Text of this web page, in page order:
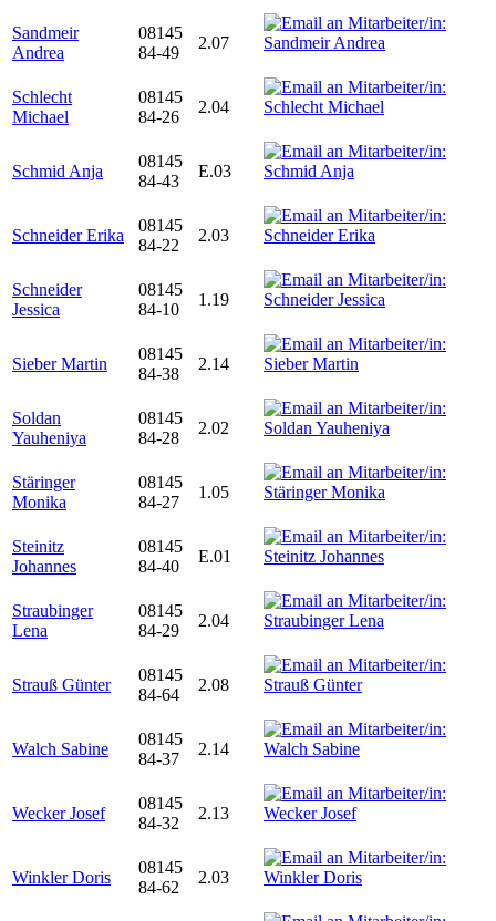
Sandmeir
Andrea
08145
84-49
2.07
Schlecht
Michael
08145
84-26
2.04
Schmid Anja
08145
84-43
E.03
Schneider Erika
08145
84-22
2.03
Schneider
Jessica
08145
84-10
1.19
Sieber Martin
08145
84-38
2.14
Soldan
Yauheniya
08145
84-28
2.02
Stäringer
Monika
08145
84-27
1.05
Steinitz
Johannes
08145
84-40
E.01
Straubinger
Lena
08145
84-29
2.04
Strauß Günter
08145
84-64
2.08
Walch Sabine
08145
84-37
2.14
Wecker Josef
08145
84-32
2.13
Winkler Doris
08145
84-62
2.03